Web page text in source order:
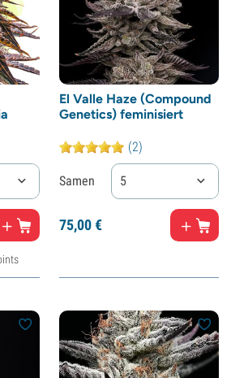
El Valle Haze (Compound
Genetics) feminisiert
(2)
Samen 5
75,00€